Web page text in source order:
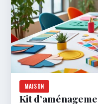
MAISON
Kit